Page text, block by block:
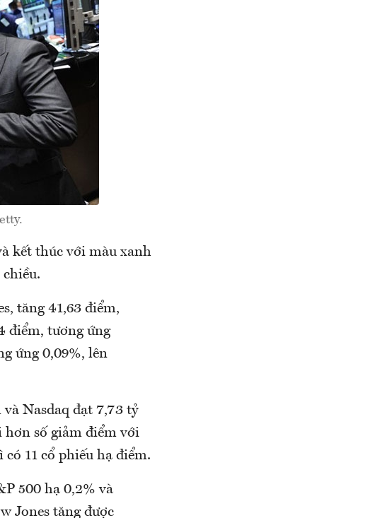
kết thúc với màu xanh
tăng 41,63 điểm,
điểm, tương ứng
ứng 0,09%, lên
Nasdaq đạt 7,73 tỷ
hơn số giảm điểm với
11 cổ phiếu hạ điểm.
500 hạ 0,2% và
Jones tăng được